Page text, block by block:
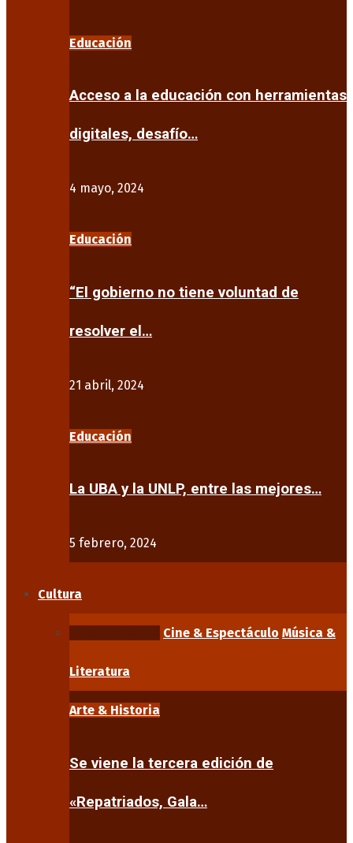
Educación
Acceso a la educación con herramientas
digitales, desafío…
4 mayo, 2024
Educación
“El gobierno no tiene voluntad de
resolver el…
21 abril, 2024
Educación
La UBA y la UNLP, entre las mejores…
5 febrero, 2024
Cultura
Cine & Espectáculo Música &
Literatura
Arte & Historia
Se viene la tercera edición de
«Repatriados, Gala…